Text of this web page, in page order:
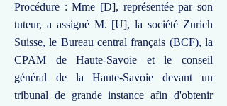
Procédure : Mme [D], représentée par son
tuteur, a assigné M. [U], la société Zurich
Suisse, le Bureau central français (BCF), la
CPAM de Haute-Savoie et le conseil
général de la Haute-Savoie devant un
tribunal de grande instance afin d'obtenir